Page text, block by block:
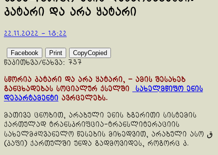
კატარი და არა ყატარი
22.11.2022 - 18:22
Facebook Print CopyCopied
წაკითხვა/ნახვა: 737
სწორია კატარი და არა ყატარი, – ამის შესახებ
განცხადებას სოციალურ ქსელში
სახელმწიფო ენის
დეპარტამენტი ავრცელებს.
მათივე ცნობით, არაბული ენის ბგერითი სისტემის
ქართულად ტრანსკრიფცია-ტრანსლიტერაციის
სახელმძღვანელო წესების მიხედვით, არაბული ასო ق
(კაფი) ქართულში უნდა გადმოვიდეს, როგორც კ.